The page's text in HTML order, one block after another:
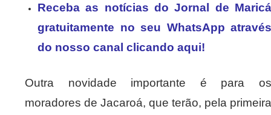
Receba as notícias do Jornal de Maricá
gratuitamente no seu WhatsApp através
do nosso canal clicando aqui!
Outra novidade importante é para os
moradores de Jacaroá, que terão, pela primeira